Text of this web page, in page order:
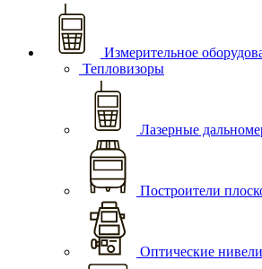
Измерительное
Тепловизоры
Лазерные
Построители
Оптические